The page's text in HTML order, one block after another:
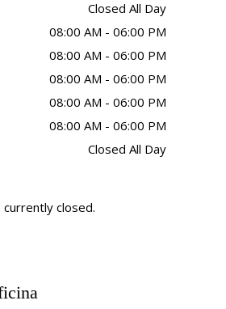
Closed All Day
08:00 AM - 06:00 PM
08:00 AM - 06:00 PM
08:00 AM - 06:00 PM
08:00 AM - 06:00 PM
08:00 AM - 06:00 PM
Closed All Day
closed.